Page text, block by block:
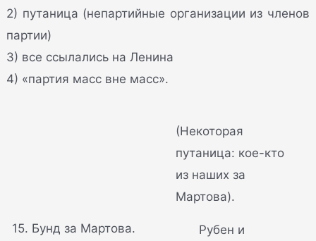
2) путаница (непартийные организации из членов
партии)
3) все ссылались на Ленина
4) «партия масс вне масс».
15. Бунд за Мартова.
(Некоторая
путаница: кое-кто
из наших за
Мартова).
Рубен и